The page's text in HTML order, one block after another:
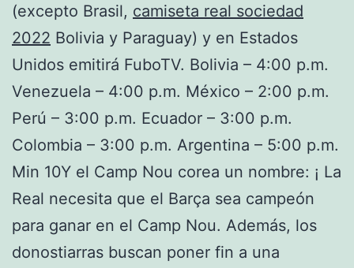
(excepto Brasil, camiseta real sociedad
2022 Bolivia y Paraguay) y en Estados
Unidos emitirá FuboTV. Bolivia – 4:00 p.m.
Venezuela – 4:00 p.m. México – 2:00 p.m.
Perú – 3:00 p.m. Ecuador – 3:00 p.m.
Colombia – 3:00 p.m. Argentina – 5:00 p.m.
Min 10Y el Camp Nou corea un nombre: ¡ La
Real necesita que el Barça sea campeón
para ganar en el Camp Nou. Además, los
donostiarras buscan poner fin a una